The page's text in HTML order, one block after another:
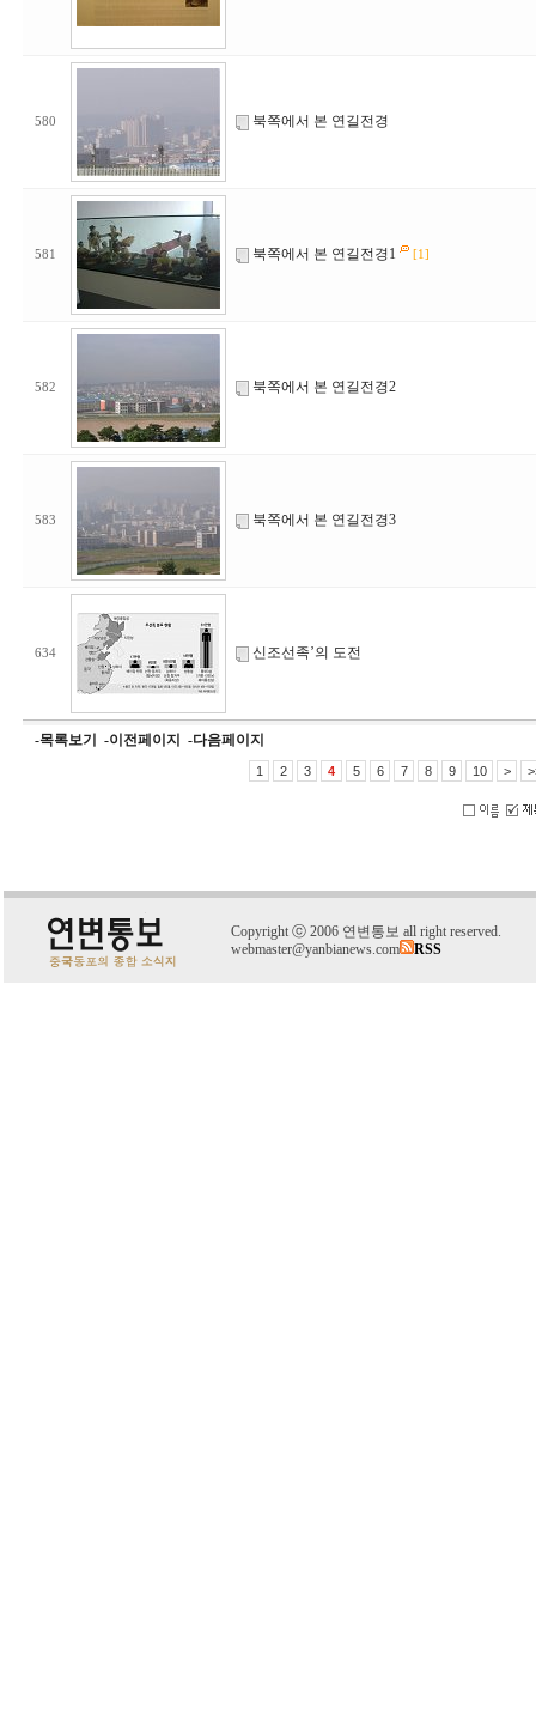
580 북쪽에서 본 연길전경
581 북쪽에서 본 연길전경1 [1]
582 북쪽에서 본 연길전경2
583 북쪽에서 본 연길전경3
634 신조선족’의 도전
-목록보기 -이전페이지 -다음페이지
1 2 3 4 5 6 7 8 9 10 >
Copyright ⓒ 2006 연변통보 all right reserved.
webmaster@yanbianews.com
RSS